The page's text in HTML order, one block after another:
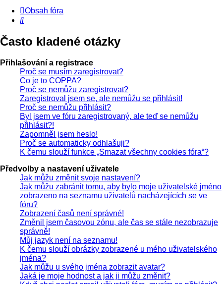
Obsah fóra
Hledat
Často kladené otázky
Přihlašování a registrace
Proč se musím zaregistrovat?
Co je to COPPA?
Proč se nemůžu zaregistrovat?
Zaregistroval jsem se, ale nemůžu se přihlásit!
Proč se nemůžu přihlásit?
Byl jsem ve fóru zaregistrovaný, ale teď se nemůžu
přihlásit?!
Zapomněl jsem heslo!
Proč se automaticky odhlašuji?
K čemu slouží funkce „Smazat všechny cookies fóra“?
Předvolby a nastavení uživatele
Jak můžu změnit svoje nastavení?
Jak můžu zabránit tomu, aby bylo moje uživatelské jméno
zobrazeno na seznamu uživatelů nacházejících se ve
fóru?
Zobrazení časů není správné!
Změnil jsem časovou zónu, ale čas se stále nezobrazuje
správně!
Můj jazyk není na seznamu!
K čemu slouží obrázky zobrazené u mého uživatelského
jména?
Jak můžu u svého jména zobrazit avatar?
Jaká je moje hodnost a jak ji můžu změnit?